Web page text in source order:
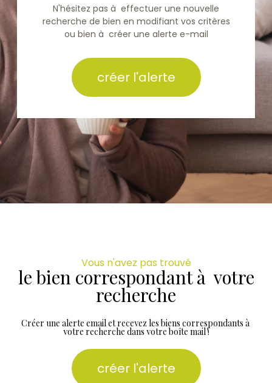
N'hésitez pas à effectuer une nouvelle
recherche de bien en modifiant vos critères
ou bien à créer une alerte e-mail
créer l'alerte
Vous n'avez pas trouvé
le bien correspondant à votre
recherche
Créer une alerte email et recevez les biens correspondants à
votre recherche dans votre boîte mail !
créer l'alerte